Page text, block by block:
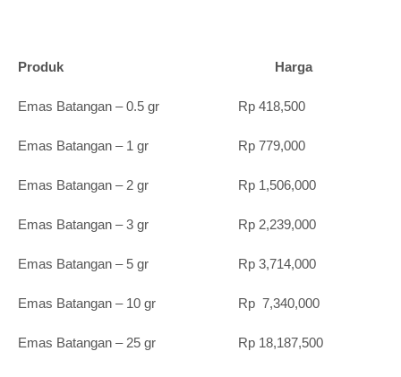
Produk Harga
Emas Batangan – 0.5 gr Rp 418,500
Emas Batangan – 1 gr Rp 779,000
Emas Batangan – 2 gr Rp 1,506,000
Emas Batangan – 3 gr Rp 2,239,000
Emas Batangan – 5 gr Rp 3,714,000
Emas Batangan – 10 gr Rp 7,340,000
Emas Batangan – 25 gr Rp 18,187,500